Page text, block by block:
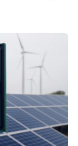
in
ist die
von
in
Das
hat eine Laufzeit
von rund 2,9
durch das